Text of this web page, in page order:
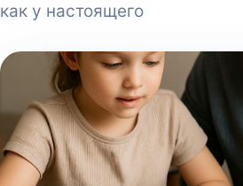
как у настоящего